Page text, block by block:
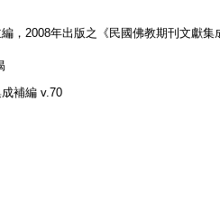
，2008年出版之《民國佛教期刊文獻集
補編 v.70